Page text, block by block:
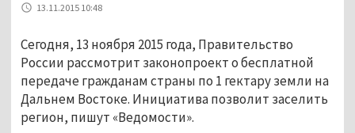
13.11.2015 10:48
Сегодня, 13 ноября 2015 года, Правительство
России рассмотрит законопроект о бесплатной
передаче гражданам страны по 1 гектару земли на
Дальнем Востоке. Инициатива позволит заселить
регион, пишут «Ведомости».